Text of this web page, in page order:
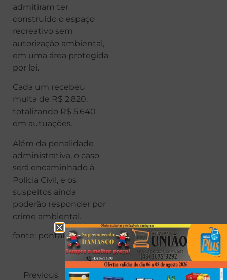
admitiram ter
construído o espaço
recreativo sem
autorização ambiental,
em uma área protegida
por lei.
Cada um recebeu
multa de R$ 2.820,
totalizando R$ 5.640
em autuações.
Além da penalidade
administrativa, o caso
será encaminhado à
Polícia Civil, e os
suspeitos ainda
poderão responder por
crime ambiental.
fonte: pontal news
Previous Next